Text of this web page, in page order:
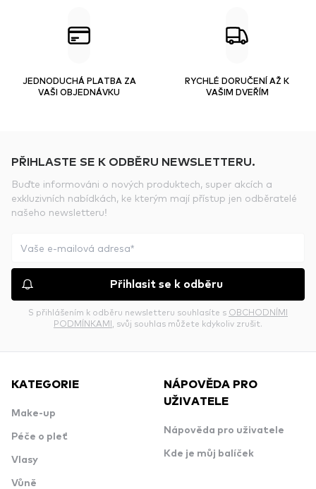
JEDNODUCHÁ PLATBA ZA
VAŠI OBJEDNÁVKU
RYCHLÉ DORUČENÍ AŽ K
VAŠIM DVEŘÍM
PŘIHLASTE SE K ODBĚRU NEWSLETTERU.
Buďte informováni o nových produktech, super akcích a
exkluzivních nabídkách, ke kterým mají přístup jen odběratelé
našeho newsletteru!
Přihlasit se k odběru
S přihlášením k odběru newsletteru souhlasíte s OBCHODNÍMI
PODMÍNKAMI , svůj souhlas můžete kdykoliv zrušit.
KATEGORIE
Make-up
Péče o pleť
Vlasy
Vůně
NÁPOVĚDA PRO
UŽIVATELE
Nápověda pro uživatele
Kde je můj balíček